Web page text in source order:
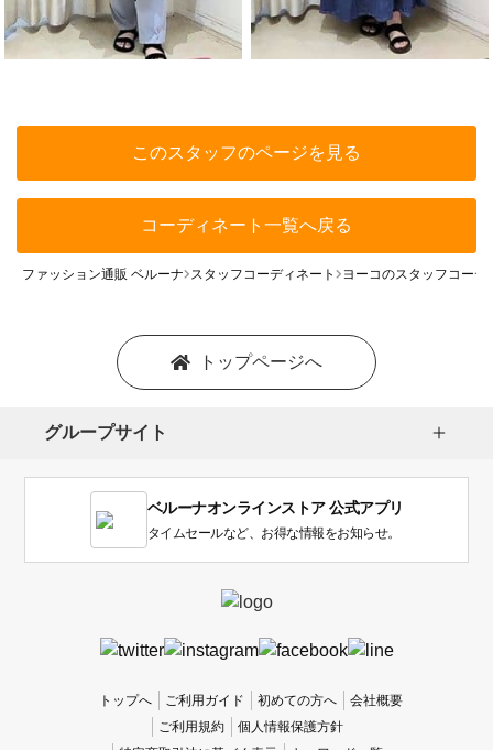
このスタッフのページを見る
コーディネート一覧へ戻る
ファッション通販 ベルーナ スタッフコーディネート ヨーコのスタッフコーデ
トップページへ
グループサイト
ベルーナオンラインストア 公式アプリ
タイムセールなど、お得な情報をお知らせ。
トップへ ご利用ガイド 初めての方へ
会社概要
ご利用規約
個人情報保護方針